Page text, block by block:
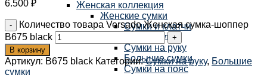
Женская коллекция
Женские сумки
Сумки и клатчи
Кросс-боди
Сумки на руку
Большие сумки
Сумки на пояс
6.500 ₽
Количество товара Versado Женская сумка-шоппер
B675 black
В корзину
Артикул: B675 black Категории:Сумки на руку, Большие
сумки